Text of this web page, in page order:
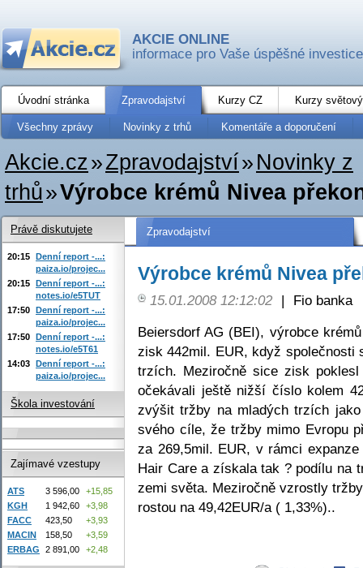
AKCIE ONLINE
informace pro Vaše úspěšné investice
Úvodní stránka Zpravodajství Kurzy CZ Kurzy
Všechny zprávy Novinky z trhů Komentáře a doporučení
Akcie.cz»Zpravodajství» Novinky z
trhů»Výrobce krémů Nivea
Zpravodajství
Výrobce krémů Nivea
15.01.2008 12:12:02 |
Fio banka
Beiersdorf AG (BEI), výrobce
zisk 442mil. EUR, když
trzích. Meziročně sice zisk
očekávali ještě nižší číslo kolem
zvýšit tržby na mladých trzích
svého cíle, že tržby mimo Evropu
za 269,5mil. EUR, v rámci
Hair Care a získala tak ? podílu na
zemi světa. Meziročně vzrostly
rostou na 49,42EUR/a ( 1,33%)..
Právě diskutujete
20:15 Denní report -...:
paiza.io/projec...
20:15 Denní report -...:
notes.io/e5TUT
17:50 Denní report -...:
paiza.io/projec...
17:50 Denní report -...:
notes.io/e5T61
14:03 Denní report -...:
paiza.io/projec...
Škola investování
Zajímavé vzestupy
ATS 3 596,00
+15,85
KGH
1 942,60
+3,98
FACC
423,50
+3,93
MACIN
158,50
+3,59
ERBAG
2 891,00 +2,48